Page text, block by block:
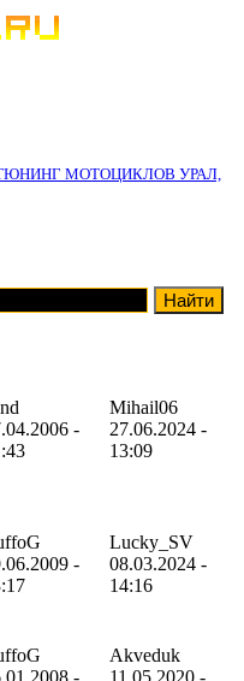
ТЮНИНГ МОТОЦИКЛОВ УРАЛ,
-
Mihail06
27.06.2024 -
13:09
-
Lucky_SV
08.03.2024 -
14:16
Akveduk